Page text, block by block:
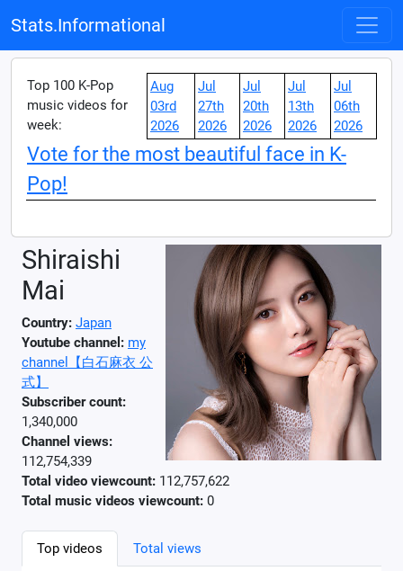
Stats.Informational
Top 100 K-Pop
music videos for
week:
Aug
03rd
2026
Jul
27th
2026
Jul
20th
2026
Jul
13th
2026
Jul
06th
2026
Vote for the most beautiful face in K-
Pop!
Shiraishi
Mai
Country: Japan
Youtube channel: my
channel【白石麻衣 公
式】
Subscriber count:
1,340,000
Channel views:
112,754,339
Total video viewcount: 112,757,622
Total music videos viewcount: 0
Top videos
Total views